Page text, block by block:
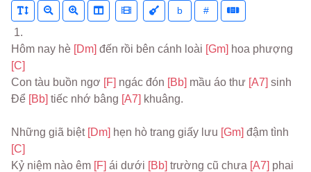
b #
1.
Hôm nay hè [Dm] đến rồi bên cánh loài [Gm]
[C]
Con tàu buồn ngơ [F] ngác đón [Bb] mầu áo thư [A7] sinh
Để [Bb] tiếc nhớ bâng [A7] khuâng.
Những giã biệt [Dm] hẹn hò trang giấy lưu [Gm]
[C]
Kỷ niệm nào êm [F] ái dưới [Bb] trường cũ chưa [A7] phai